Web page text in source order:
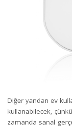
Diğer yandan ev
kullanabilecek,
zamanda sanal